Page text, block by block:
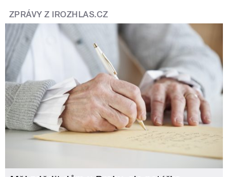
ZPRÁVY Z IROZHLAS.CZ